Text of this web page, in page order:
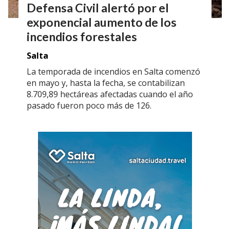
Defensa Civil alertó por el
exponencial aumento de los
incendios forestales
Salta
La temporada de incendios en Salta comenzó
en mayo y, hasta la fecha, se contabilizan
8.709,89 hectáreas afectadas cuando el año
pasado fueron poco más de 126.